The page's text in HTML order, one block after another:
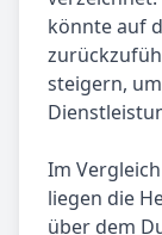
könnte auf
steigern,
Im
liegen die
über dem